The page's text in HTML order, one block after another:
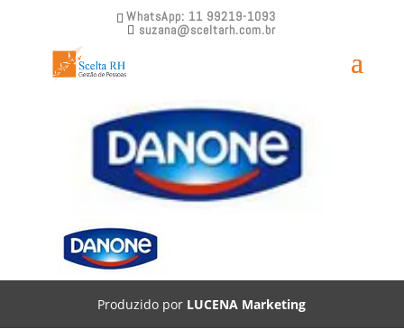
WhatsApp: 11 99219-1093
suzana@sceltarh.com.br
Scelta RH – Danone
Produzido por LUCENA Marketing